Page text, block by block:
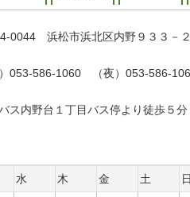
0044 浜松市浜北区内野９３３－
）053-586-1060 （夜）053-586-
ス内野台１丁目バス停より徒歩５分
水 木 金 土